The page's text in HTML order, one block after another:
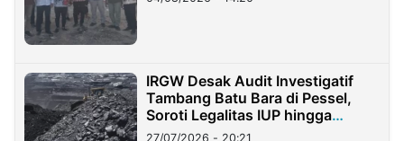
IRGW Desak Audit Investigatif
Tambang Batu Bara di Pessel,
Soroti Legalitas IUP hingga
Stockpile
27/07/2026 - 20:21